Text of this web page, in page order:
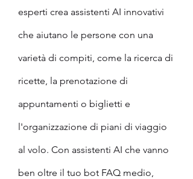
esperti crea assistenti AI innovativi
che aiutano le persone con una
varietà di compiti, come la ricerca di
ricette, la prenotazione di
appuntamenti o biglietti e
l'organizzazione di piani di viaggio
al volo. Con assistenti AI che vanno
ben oltre il tuo bot FAQ medio,